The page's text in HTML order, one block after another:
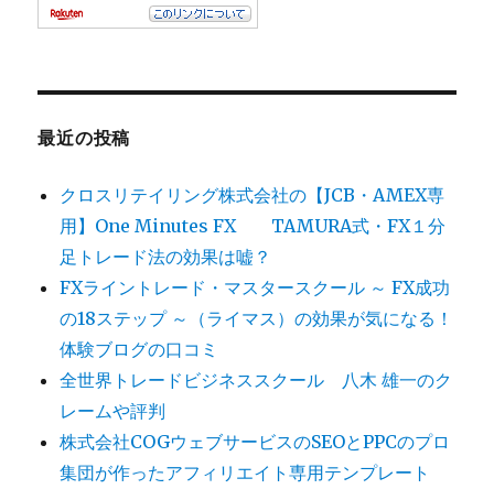
最近の投稿
クロスリテイリング株式会社の【JCB・AMEX専
用】One Minutes FX TAMURA式・FX１分
足トレード法の効果は嘘？
FXライントレード・マスタースクール ～ FX成功
の18ステップ ～（ライマス）の効果が気になる！
体験ブログの口コミ
全世界トレードビジネススクール 八木 雄一のク
レームや評判
株式会社COGウェブサービスのSEOとPPCのプロ
集団が作ったアフィリエイト専用テンプレート